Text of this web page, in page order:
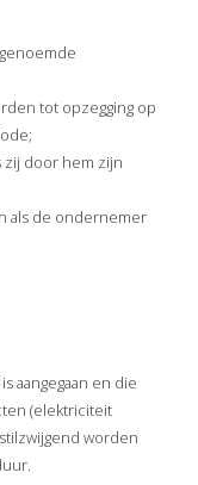
tot opzegging op
zij door hem zijn
als de ondernemer
aangegaan en die
(elektriciteit
worden